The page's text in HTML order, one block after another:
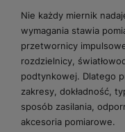
Nie każdy miernik
wymagania stawia
przetwornicy
rozdzielnicy,
podtynkowej. Dlatego
zakresy, dokładność,
sposób zasilania,
akcesoria pomiarowe.